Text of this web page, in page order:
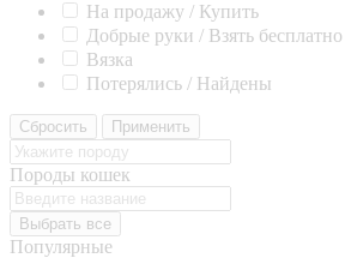
На продажу / Купить
Добрые руки / Взять бесплатно
Вязка
Потерялись / Найдены
Сбросить Применить
Породы кошек
Выбрать все
Популярные